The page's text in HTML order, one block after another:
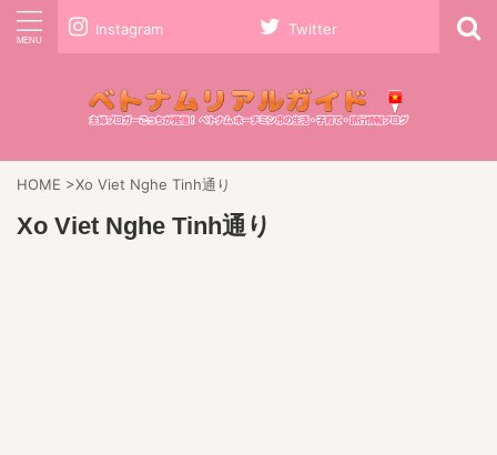
Instagram Twitter
HOME >Xo Viet Nghe Tinh通り
Xo Viet Nghe Tinh通り